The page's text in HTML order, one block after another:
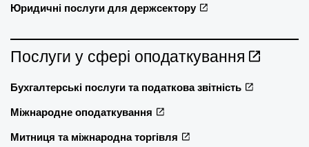
Юридичні послуги для держсектору
Послуги у сфері оподаткування
Бухгалтерські послуги та податкова звітність
Міжнародне оподаткування
Митниця та міжнародна торгівля